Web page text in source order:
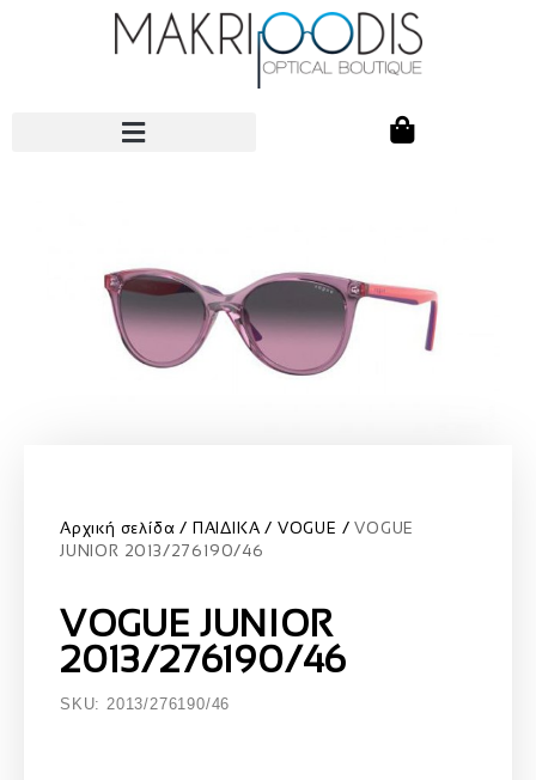
Αρχική σελίδα ΠΑΙΔΙΚΑ VOGUE
VOGUE
JUNIOR 2013/276190/46
VOGUE JUNIOR
2013/276190/46
SKU: 2013/276190/46